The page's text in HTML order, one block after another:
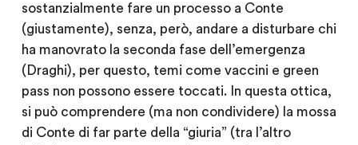
sostanzialmente fare un processo a Conte
(giustamente), senza, però, andare a disturbare chi
ha manovrato la seconda fase dell’emergenza
(Draghi), per questo, temi come vaccini e green
pass non possono essere toccati. In questa ottica,
si può comprendere (ma non condividere) la mossa
di Conte di far parte della “giuria” (tra l’altro